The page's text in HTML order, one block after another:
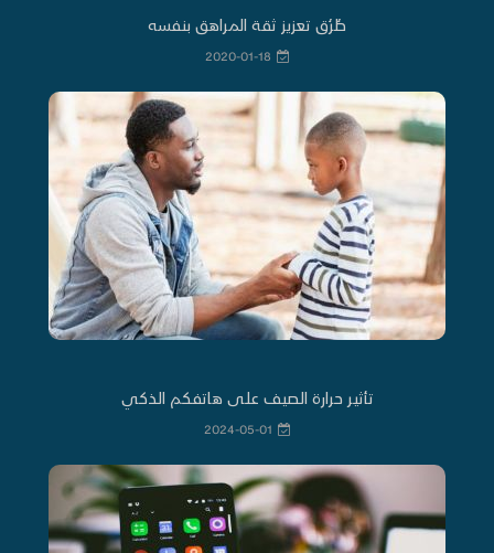
طُرُق تعزيز ثقة المراهق بنفسه
2020-01-18
تأثير حرارة الصيف على هاتفكم الذكي
2024-05-01